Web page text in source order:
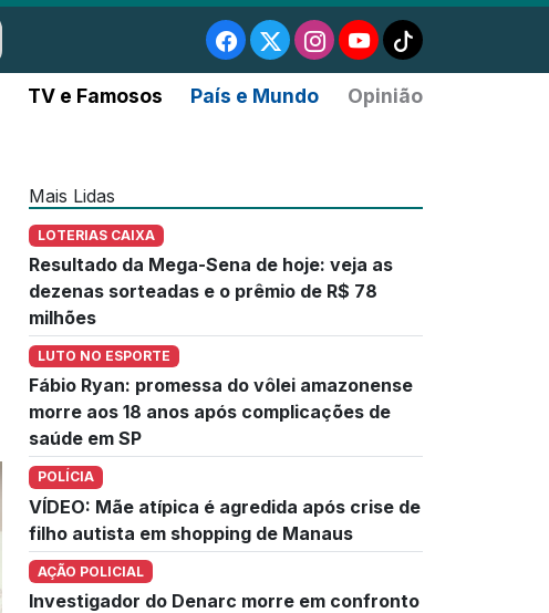
TV e Famosos País e Mundo Opinião
Mais Lidas
LOTERIAS CAIXA
Resultado da Mega-Sena de hoje: veja as
dezenas sorteadas e o prêmio de R$ 78
milhões
LUTO NO ESPORTE
Fábio Ryan: promessa do vôlei amazonense
morre aos 18 anos após complicações de
saúde em SP
POLÍCIA
VÍDEO: Mãe atípica é agredida após crise de
filho autista em shopping de Manaus
AÇÃO POLICIAL
Investigador do Denarc morre em confronto